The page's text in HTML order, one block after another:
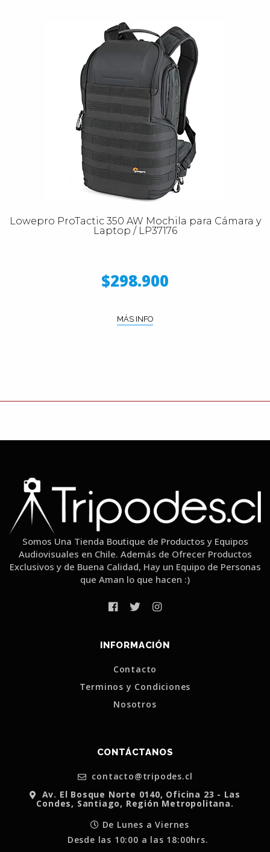
Lowepro ProTactic 350 AW Mochila para Cámara y
Laptop / LP37176
$298.900
MÁS INFO
Somos Una Tienda Boutique de Productos y Equipos
Audiovisuales en Chile. Además de Ofrecer Productos
Exclusivos y de Buena Calidad, Hay un Equipo de Personas
que Aman lo que hacen :)
INFORMACIÓN
Contacto
Terminos y Condiciones
Nosotros
CONTÁCTANOS
contacto@tripodes.cl
Av. El Bosque Norte 0140, Oficina 23 - Las
Condes, Santiago, Región Metropolitana.
De Lunes a Viernes
Desde las 10:00 a las 18:00hrs.